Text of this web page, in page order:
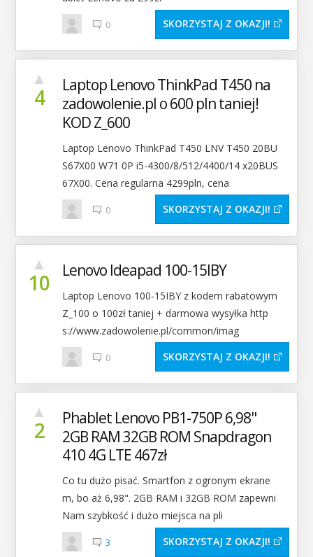
0 SKORZYSTAJ Z OKAZJI
4
▲
Laptop Lenovo ThinkPad T450 na
zadowolenie.pl o 600 pln taniej!
KOD Z_600
Laptop Lenovo ThinkPad T450 LNV T450 20BU
S67X00 W71 0P i5-4300/8/512/4400/14 x20BUS
67X00. Cena regularna 4299pln, cena
0 SKORZYSTAJ Z OKAZJI
10
▲ Lenovo Ideapad 100-15IBY
Laptop Lenovo 100-15IBY z kodem rabatowym
Z_100 o 100zł taniej + darmowa wysyłka http
s://www.zadowolenie.pl/common/imag
0 SKORZYSTAJ Z OKAZJI
2
▲
Phablet Lenovo PB1-750P 6,98"
2GB RAM 32GB ROM Snapdragon
410 4G LTE 467zł
Co tu dużo pisać. Smartfon z ogronym ekrane
m, bo aż 6,98". 2GB RAM i 32GB ROM zapewni
Nam szybkość i dużo miejsca na pli
3 SKORZYSTAJ Z OKAZJI